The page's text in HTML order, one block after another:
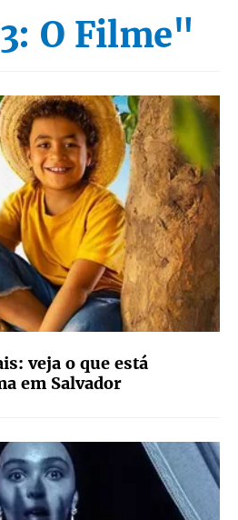
O Filme"
veja o que está
em Salvador